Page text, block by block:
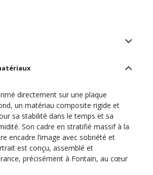
directement sur une plaque
un matériau composite rigide et
sa stabilité dans le temps et sa
Son cadre en stratifié massif à la
encadre l’image avec sobriété et
est conçu, assemblé et
précisément à Fontain, au cœur